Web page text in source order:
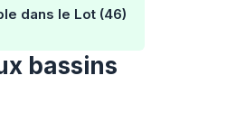
dans le Lot (46)
bassins